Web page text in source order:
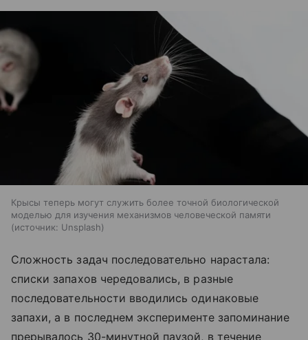
Крысы теперь могут служить более точной биологической
моделью для изучения механизмов человеческой памяти
источник: Unsplash
Сложность задач последовательно нарастала:
списки запахов чередовались, в разные
последовательности вводились одинаковые
запахи, а в последнем эксперименте запоминание
прерывалось 30-минутной паузой, в течение